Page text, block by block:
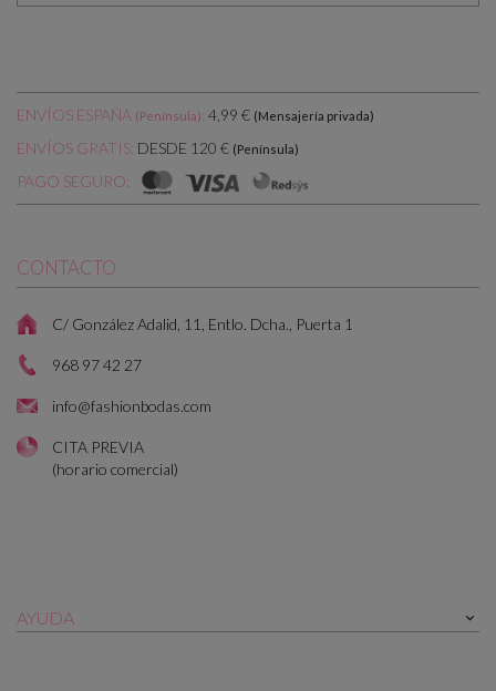
ENVÍOS ESPAÑA (Península): 4,99 € (Mensajería privada)
ENVÍOS GRATIS: DESDE 120 € (Península)
PAGO SEGURO:
CONTACTO
C/ González Adalid, 11, Entlo. Dcha., Puerta 1
968 97 42 27
info@fashionbodas.com
CITA PREVIA
(horario comercial)
AYUDA 